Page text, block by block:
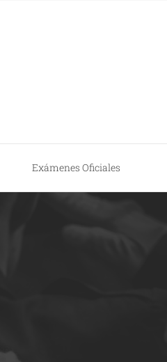
Exámenes Oficiales